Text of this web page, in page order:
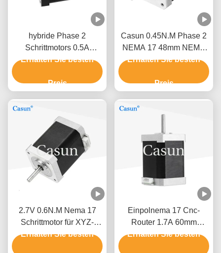
hybride Phase 2
Schrittmotors 0.5A
0.78N.M Nema 17 des
Erhalten Sie besten
Preis
Casun 0.45N.M Phase 2
NEMA 17 48mm NEMA
17 Schrittmotor-1.5A 1,8
Erhalten Sie besten
Preis
2.7V 0.6N.M Nema 17
Schrittmotor für XYZ-
Messgerät
Erhalten Sie besten
Einpolnema 17 Cnc-
Router 1.7A 60mm
Schrittmotor Cnc-3018
Erhalten Sie besten